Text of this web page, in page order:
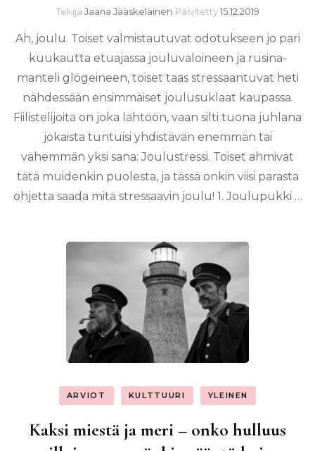
Tekijä Jaana Jääskeläinen Päivitetty15.12.2019
Ah, joulu. Toiset valmistautuvat odotukseen jo pari
kuukautta etuajassa jouluvaloineen ja rusina-
manteli glögeineen, toiset taas stressaantuvat heti
nähdessään ensimmäiset joulusuklaat kaupassa.
Fiilistelijöitä on joka lähtöön, vaan silti tuona juhlana
jokaista tuntuisi yhdistävän enemmän tai
vähemmän yksi sana: Joulustressi. Toiset ahmivat
tätä muidenkin puolesta, ja tässä onkin viisi parasta
ohjetta saada mitä stressaavin joulu! 1. Joulupukki …
ARVIOT KULTTUURI YLEINEN
Kaksi miestä ja meri – onko hulluus